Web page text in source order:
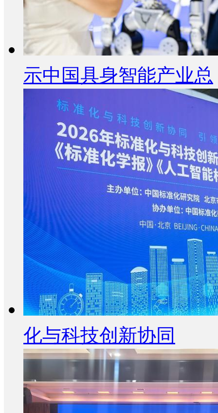
示中国具身智能产业总
化与科技创新协同